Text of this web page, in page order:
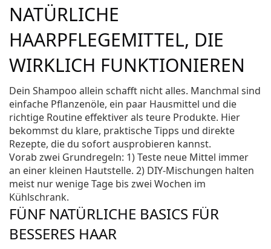
NATÜRLICHE
HAARPFLEGEMITTEL, DIE
WIRKLICH FUNKTIONIEREN
Dein Shampoo allein schafft nicht alles. Manchmal sind
einfache Pflanzenöle, ein paar Hausmittel und die
richtige Routine effektiver als teure Produkte. Hier
bekommst du klare, praktische Tipps und direkte
Rezepte, die du sofort ausprobieren kannst.
Vorab zwei Grundregeln: 1) Teste neue Mittel immer
an einer kleinen Hautstelle. 2) DIY-Mischungen halten
meist nur wenige Tage bis zwei Wochen im
Kühlschrank.
FÜNF NATÜRLICHE BASICS FÜR
BESSERES HAAR